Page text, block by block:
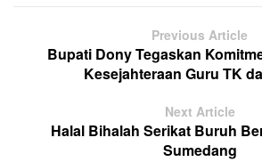
Previous Article
Bupati Dony Tegaskan
Kesejahteraan Guru TK
Next Article
Halal Bihalah Serikat Buruh
Sumedang